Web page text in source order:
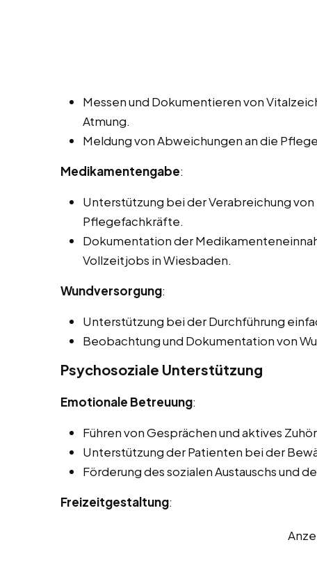
Messen und Dokumentieren von
Atmung.
Meldung von Abweichungen an die
Medikamentengabe:
Unterstützung bei der Verabreichung
Pflegefachkräfte.
Dokumentation der
Vollzeitjobs in Wiesbaden.
Wundversorgung:
Unterstützung bei der Durchführung
Beobachtung und Dokumentation von
Psychosoziale Unterstützung
Emotionale Betreuung:
Führen von Gesprächen und aktives
Unterstützung der Patienten bei der
Förderung des sozialen Austauschs und
Freizeitgestaltung: